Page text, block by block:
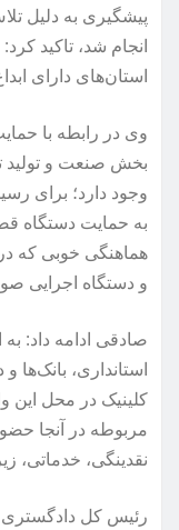
پیشگیری به دلیل
انجام شد، تاکید
استان‌های دارای
وی در رابطه با
بخش صنعت و تولید
وجود دارد؛ برای
به حمایت دستگاه
هماهنگی خوبی که
و دستگاه اجرایی
صادقی ادامه داد: به
استانداری، بانک‌ها
کلینیک در محل این
مربوطه در آنجا
نقدینگی، خدماتی،
رئیس کل دادگستری